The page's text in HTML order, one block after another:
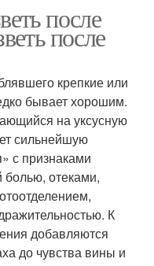
после
после
крепкие или
бывает хорошим.
на уксусную
сильнейшую
с признаками
болью, отеками,
К
добавляются
до чувства вины и